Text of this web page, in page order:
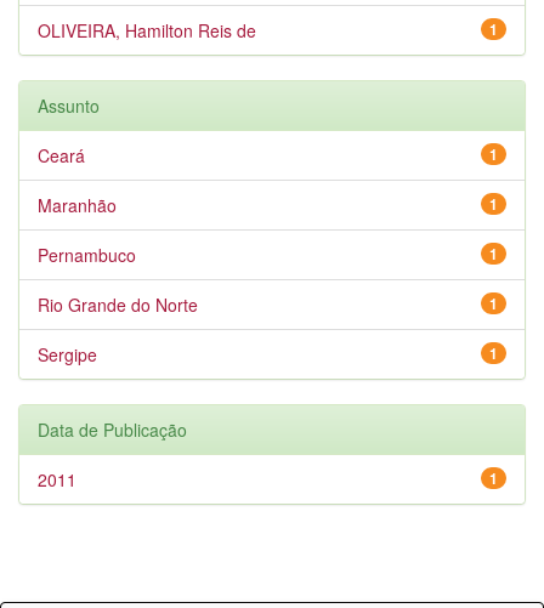
1
OLIVEIRA, Hamilton Reis de
Assunto
1
Ceará
1
Maranhão
1
Pernambuco
1
Rio Grande do Norte
1
Sergipe
Data de Publicação
1
2011